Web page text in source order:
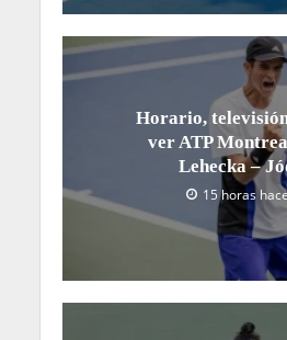
Horario,
ver ATP
Lehecka –
15 horas